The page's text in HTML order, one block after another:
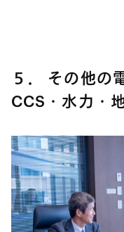
５． その他の
CCS・水力・